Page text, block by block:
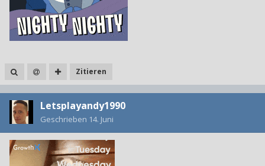
Zitieren
Letsplayandy1990
Geschrieben 14. Juni